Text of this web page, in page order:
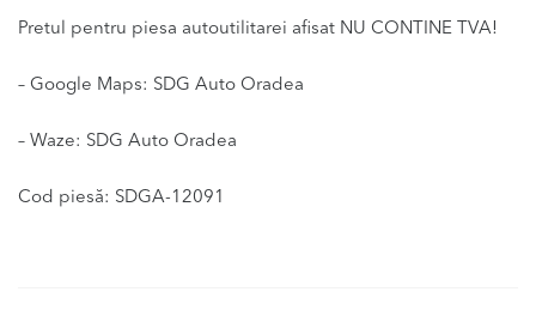
Pretul pentru piesa autoutilitarei afisat NU CONTINE TVA!
– Google Maps: SDG Auto Oradea
– Waze: SDG Auto Oradea
Cod piesă: SDGA-12091